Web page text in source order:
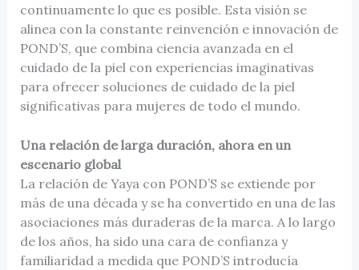
continuamente lo que es posible. Esta visión se
alinea con la constante reinvención e innovación de
POND’S, que combina ciencia avanzada en el
cuidado de la piel con experiencias imaginativas
para ofrecer soluciones de cuidado de la piel
significativas para mujeres de todo el mundo.
Una relación de larga duración, ahora en un
escenario global
La relación de Yaya con POND’S se extiende por
más de una década y se ha convertido en una de las
asociaciones más duraderas de la marca. A lo largo
de los años, ha sido una cara de confianza y
familiaridad a medida que POND’S introducía